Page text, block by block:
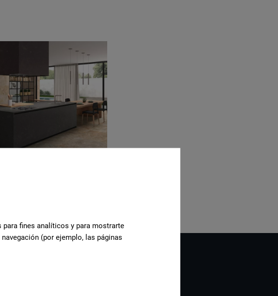
fines analíticos y para mostrarte
(por ejemplo, las páginas